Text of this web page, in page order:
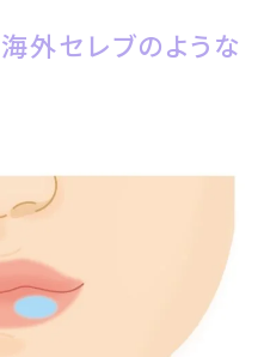
外セレブのような